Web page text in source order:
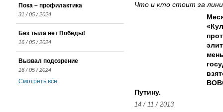
Что и кто стоит за
Путину.
14 / 11 / 2013
Пока – профилактика
31 / 05 / 2024
Без тыла нет Победы!
16 / 05 / 2024
Вызвал подозрение
16 / 05 / 2024
Смотреть все